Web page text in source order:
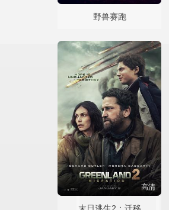
野兽赛跑
高清